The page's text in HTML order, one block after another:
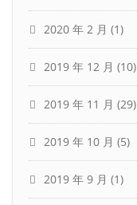
2020 年 2 月 (1)
2019 年 12 月 (10)
2019 年 11 月 (29)
2019 年 10 月 (5)
2019 年 9 月 (1)